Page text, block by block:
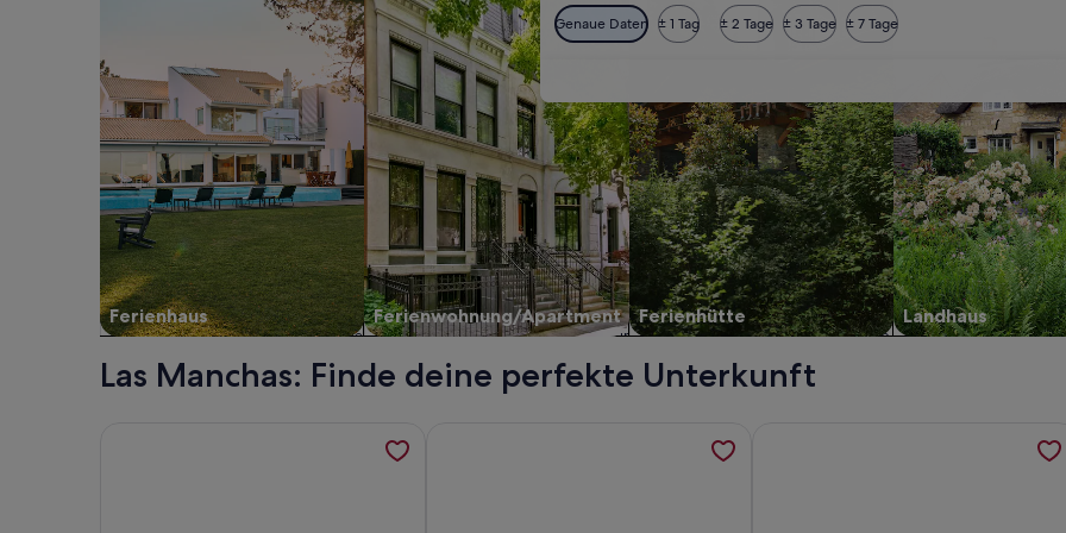
Genaue Daten ± 1 Tag ± 2 Tage ± 3 Tage ± 7 Tage
Ferienhaus Ferienwohnung/Apartment Ferienhütte Landhaus
Las Manchas: Finde deine perfekte Unterkunft